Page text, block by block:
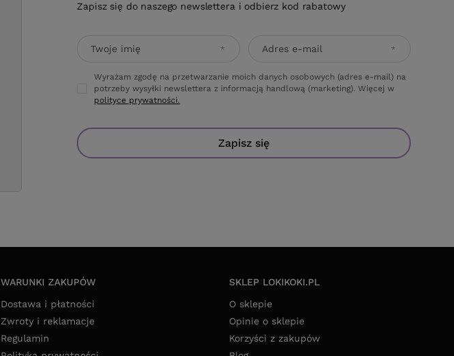
Zapisz się do naszego newslettera i odbierz kod rabatowy
Twoje imię Adres e-mail
Wyrażam zgodę na przetwarzanie moich danych osobowych (adres e-mail) na
potrzeby wysyłki newslettera z informacją handlową (marketing). Więcej w
polityce prywatności.
Zapisz się
WARUNKI ZAKUPÓW
Dostawa i płatności
Zwroty i reklamacje
Regulamin
SKLEP LOKIKOKI.PL
O sklepie
Opinie o sklepie
Korzyści z zakupów